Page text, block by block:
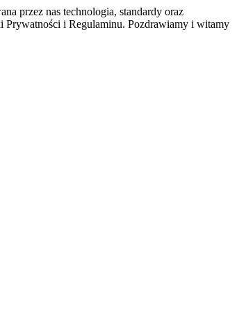
przez nas technologia, standardy oraz
Prywatności i Regulaminu. Pozdrawiamy i witamy